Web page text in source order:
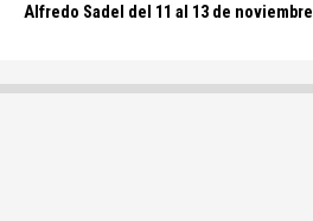
Alfredo Sadel del 11 al 13 de noviembre